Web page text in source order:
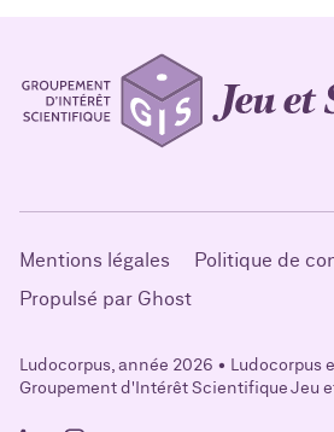
Mentions légales
Politique de
Propulsé par Ghost
Ludocorpus, année 2026 • Ludocorpus
Groupement d'Intérêt Scientifique Jeu